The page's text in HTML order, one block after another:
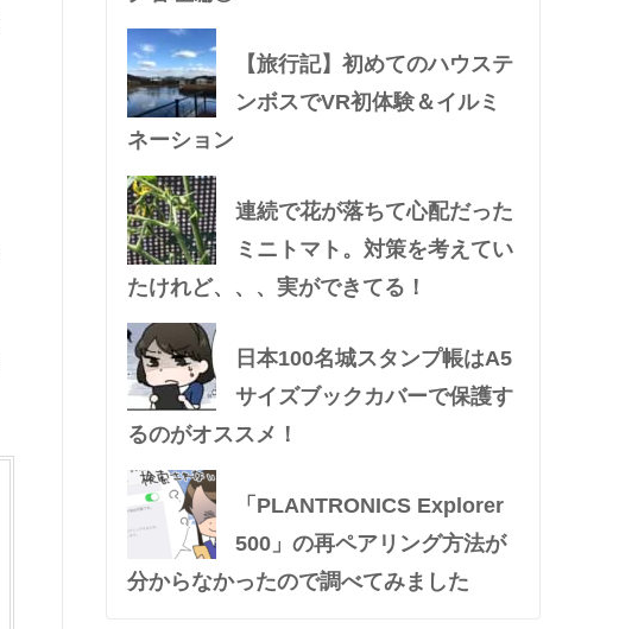
【旅行記】初めてのハウステ
ンボスでVR初体験＆イルミ
ネーション
連続で花が落ちて心配だった
ミニトマト。対策を考えてい
たけれど、、、実ができてる！
日本100名城スタンプ帳はA5
サイズブックカバーで保護す
るのがオススメ！
「PLANTRONICS Explorer
500」の再ペアリング方法が
分からなかったので調べてみました